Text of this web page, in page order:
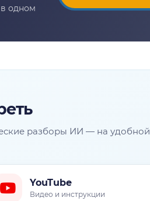
разборы ИИ — на удобной
YouTube
Видео и инструкции